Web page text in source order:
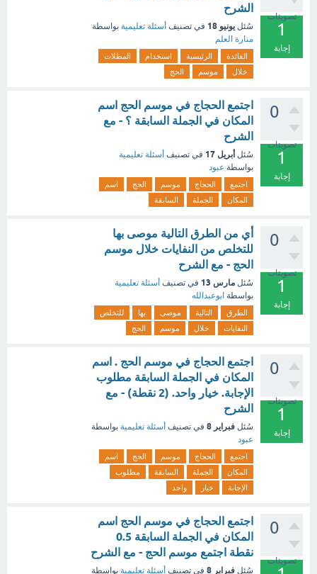
تصويتات
1
إجابة
الشرح
سُئل يونيو 18 في تصنيف أسئلة تعليمية بواسطة
منارة العلم
الفائدة الرئيسية استخدام
المظلات
خلال
موسم الحج
0
تصويتات
1
إجابة
اجتمع الحجاج في موسم الحج اسم
المكان في الجملة السابقة ؟ - مع
الشرح
سُئل أبريل 17 في تصنيف أسئلة تعليمية
بواسطة عبود
اجتمع الحجاج موسم الحج
اسم
المكان
الجملة السابقة
0
تصويتات
1
إجابة
أي من الطرق التالية موصى بها
للتخلص من النفايات خلال موسم
الحج - مع الشرح
سُئل مارس 13 في تصنيف أسئلة تعليمية
بواسطة ابوعبدالله
الطرق التالية موصى بها
للتخلص
النفايات
خلال موسم الحج
0
تصويتات
1
إجابة
اجتمع الحجاج في موسم الحج . اسم
المكان في الجملة السابقة مطلوب
الإجابة. خيار واحد. (2 نقطة) - مع
الشرح
سُئل فبراير 8 في تصنيف أسئلة تعليمية بواسطة
عبود
اجتمع الحجاج موسم الحج
اسم
المكان
الجملة السابقة
مطلوب
الإجابة
خيار واحد
0
تصويتات
اجتمع الحجاج في موسم الحج اسم
المكان في الجملة السابقة 0.5
نقطة اجتمع موسم الحج - مع الشرح
سُئل فبراير 8 في تصنيف أسئلة تعليمية بواسطة